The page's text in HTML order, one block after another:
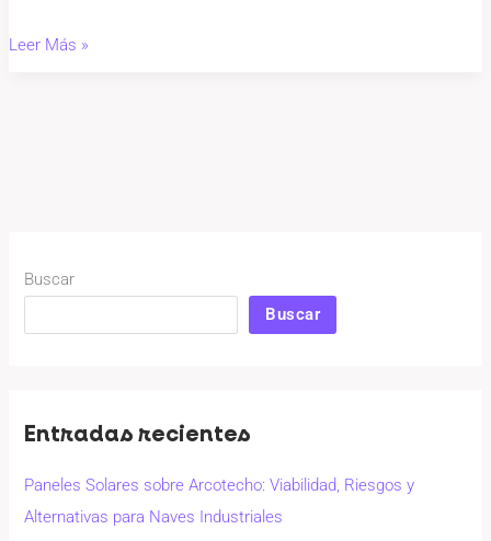
Leer Más »
Buscar
Buscar
Entradas recientes
Paneles Solares sobre Arcotecho: Viabilidad, Riesgos y
Alternativas para Naves Industriales